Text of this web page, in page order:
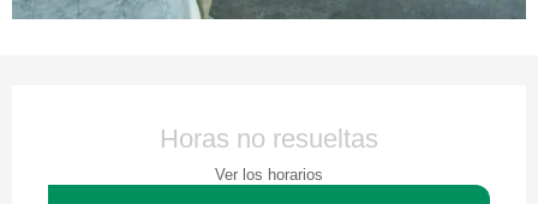
Horas no resueltas
Ver los horarios